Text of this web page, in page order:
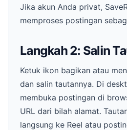
Jika akun Anda privat,
memproses postingan
Langkah 2: Salin
Ketuk ikon bagikan atau
dan salin tautannya. Di
membuka postingan di
URL dari bilah alamat.
langsung ke Reel atau